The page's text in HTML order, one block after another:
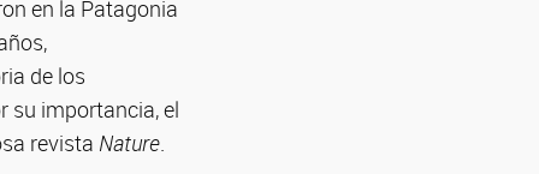
en la Patagonia
de los
su importancia, el
revista Nature.